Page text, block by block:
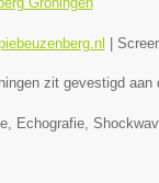
zit gevestigd aan
Echografie,